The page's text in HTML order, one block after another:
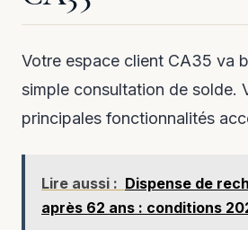
Votre espace client CA35 va
simple consultation de solde.
principales fonctionnalités
Lire aussi : Dispense de
après 62 ans : conditions